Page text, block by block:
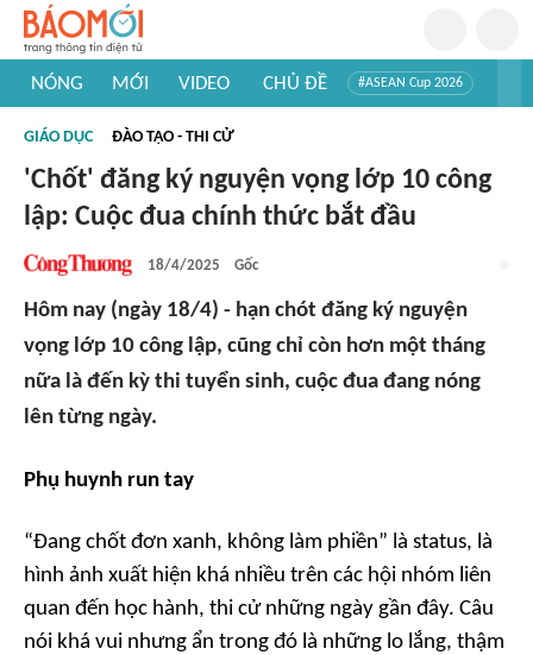
NÓNG MỚI VIDEO CHỦ ĐỀ #ASEAN Cup 2026
#Khám phá thế giới
GIÁO DỤC ĐÀO TẠO - THI CỬ
'Chốt' đăng ký nguyện vọng lớp 10 công
lập: Cuộc đua chính thức bắt đầu
18/4/2025 Gốc
Hôm nay (ngày 18/4) - hạn chót đăng ký nguyện
vọng lớp 10 công lập, cũng chỉ còn hơn một tháng
nữa là đến kỳ thi tuyển sinh, cuộc đua đang nóng
lên từng ngày.
Phụ huynh run tay
“Đang chốt đơn xanh, không làm phiền” là status, là
hình ảnh xuất hiện khá nhiều trên các hội nhóm liên
quan đến học hành, thi cử những ngày gần đây. Câu
nói khá vui nhưng ẩn trong đó là những lo lắng, thậm